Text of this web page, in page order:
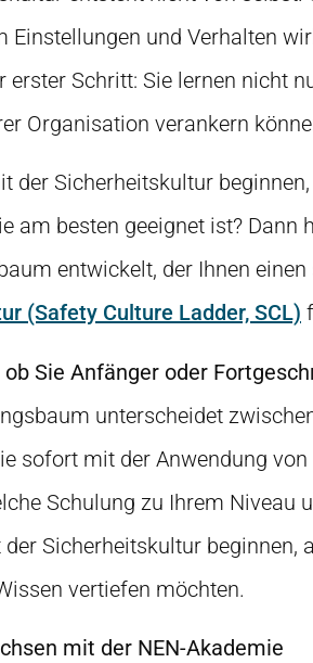
Einstellungen und Verhalten
erster Schritt: Sie lernen nicht
Organisation verankern
der Sicherheitskultur
am besten geeignet ist? Dann
entwickelt, der Ihnen
(Safety Culture Ladder, SCL)
ob Sie Anfänger oder
unterscheidet
sofort mit der Anwendung
Schulung zu Ihrem Niveau
Sicherheitskultur beginnen,
vertiefen möchten.
mit der NEN-Akademie